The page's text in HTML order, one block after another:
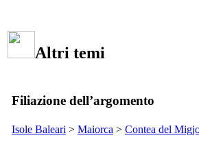
Altri temi
Filiazione dell’argomento
Isole Baleari > Maiorca > Contea del